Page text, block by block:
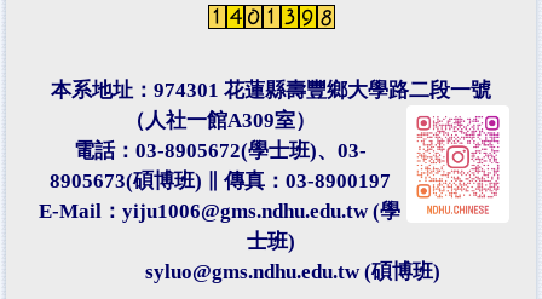
本系地址：974301 花蓮縣壽豐鄉大學路二段一號
（人社一館A309室）
電話：03-8905672(學士班)、03-
8905673(碩博班) ∥ 傳真：03-8900197
E-Mail：yiju1006@gms.ndhu.edu.tw (學
士班)
syluo@gms.ndhu.edu.tw (碩博班)